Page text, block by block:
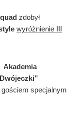
zdobył
wyróżnienie III
Akademia
gościem specjalnym